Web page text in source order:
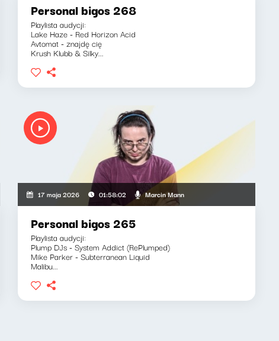
Personal bigos 268
Playlista audycji:
Lake Haze - Red Horizon Acid
Avtomat - znajdę cię
Krush Klubb & Silky...
17 maja 2026 01:58:02 Marcin Mann
Personal bigos 265
Playlista audycji:
Plump DJs - System Addict (RePlumped)
Mike Parker - Subterranean Liquid
Malibu...